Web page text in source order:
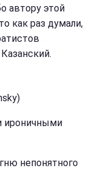
автору этой
как раз думали,
ироничными
непонятного